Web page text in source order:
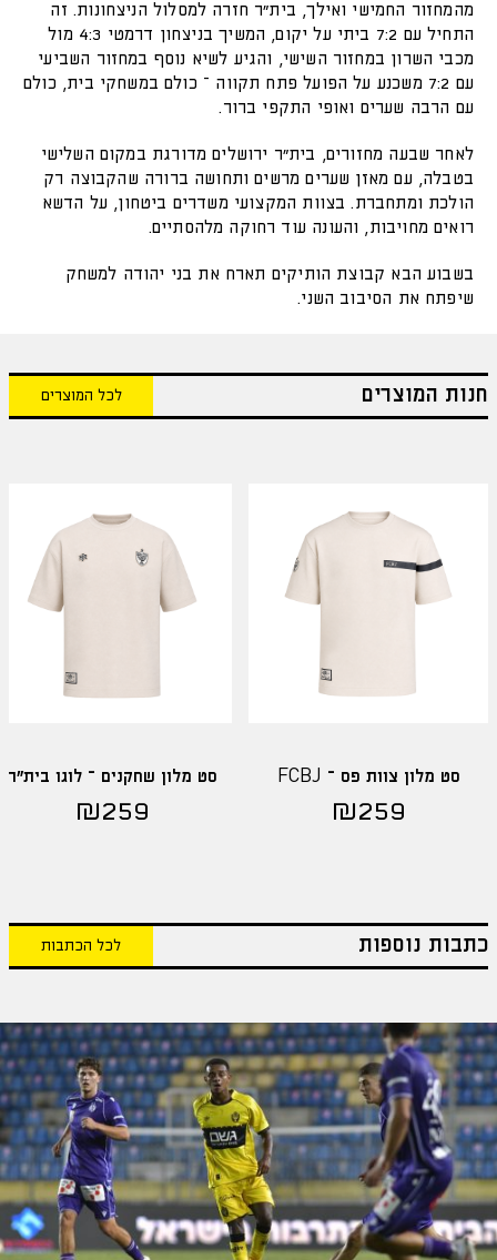
מהמחזור החמישי ואילך, בית״ר חזרה למסלול הניצחונות. זה
התחיל עם 7:2 ביתי על יקום, המשיך בניצחון דרמטי 4:3 מול
מכבי השרון במחזור השישי, והגיע לשיא נוסף במחזור השביעי
עם 7:2 משכנע על הפועל פתח תקווה – כולם במשחקי בית, כולם
עם הרבה שערים ואופי התקפי ברור.
לאחר שבעה מחזורים, בית״ר ירושלים מדורגת במקום השלישי
בטבלה, עם מאזן שערים מרשים ותחושה ברורה שהקבוצה רק
הולכת ומתחברת. בצוות המקצועי משדרים ביטחון, על הדשא
רואים מחויבות, והעונה עוד רחוקה מלהסתיים.
בשבוע הבא קבוצת הותיקים תארח את בני יהודה למשחק
שיפתח את הסיבוב השני.
חנות המוצרים לכל המוצרים
סט מלון צוות פס – FCBJ
₪259
סט מלון שחקנים – לוגו בית"ר
₪259
כתבות נוספות לכל הכתבות